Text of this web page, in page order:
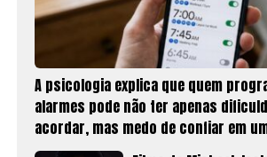
A psicologia explica que quem
alarmes pode não ter apenas
acordar, mas medo de confiar em